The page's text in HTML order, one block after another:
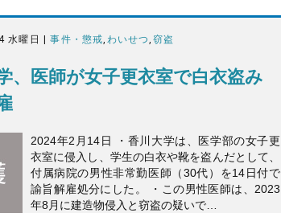
水曜日 |事件・懲戒, わいせつ, 窃盗
、医師が女子更衣室で白衣盗み
2024年2月14日 ・香川大学は、医学部の女子更
衣室に侵入し、学生の白衣や靴を盗んだとして、
付属病院の男性非常勤医師（30代）を14日付で
諭旨解雇処分にした。 ・この男性医師は、2023
年8月に建造物侵入と窃盗の疑いで…